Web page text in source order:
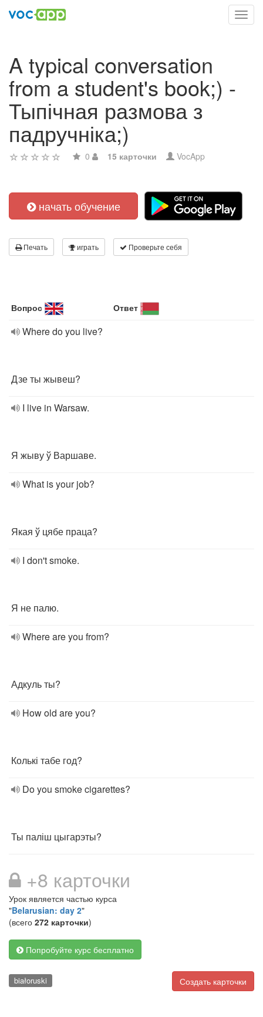
A typical conversation
from a student's book;) -
Тыпічная размова з
падручніка;)
0 15 карточки VocApp
начать обучение
Печать играть Проверьте себя
Вопрос Ответ
Where do you live?
Дзе ты жывеш?
I live in Warsaw.
Я жыву ў Варшаве.
What is your job?
Якая ў цябе праца?
I don't smoke.
Я не палю.
Where are you from?
Адкуль ты?
How old are you?
Колькі табе год?
Do you smoke cigarettes?
Ты паліш цыгарэты?
+8 карточки
Урок является частью курса
"Belarusian: day 2"
(всего 272 карточки)
Попробуйте курс бесплатно
Создать карточки
białoruski